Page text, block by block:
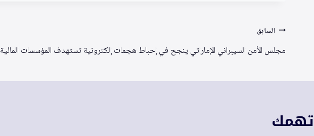
تصفّح
المقالات
السابق
مجلس الأمن السيبراني الإماراتي ينجح في إحباط هجمات إلكترونية تستهدف المؤسسات المالية
تهمك